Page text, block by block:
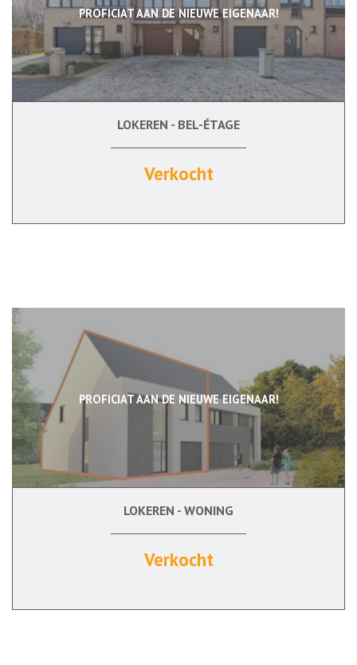
PROFICIAT AAN DE NIEUWE EIGENAAR!
150 m² 3
LOKEREN - BEL-ÉTAGE
Verkocht
PROFICIAT AAN DE NIEUWE EIGENAAR!
200 m² 3
LOKEREN - WONING
Verkocht